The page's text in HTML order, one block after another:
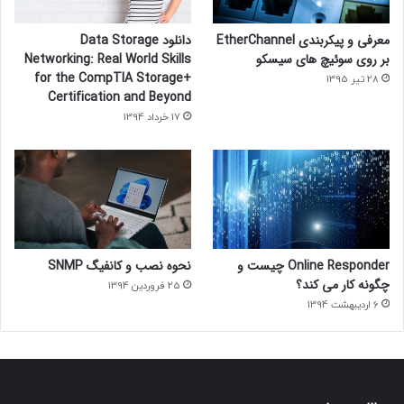
معرفی و پیکربندی EtherChannel
بر روی سوئیچ های سیسکو
28 تیر 1395
دانلود Data Storage
Networking: Real World Skills
for the CompTIA Storage+
Certification and Beyond
17 خرداد 1394
Online Responder چیست و
چگونه کار می کند؟
6 اردیبهشت 1394
نحوه نصب و کانفیگ SNMP
25 فروردین 1394